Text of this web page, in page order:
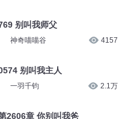
别叫我师父
神奇喵喵谷 4157
别叫我主人
一羽千钧 2.1万
2606章 你别叫我爸